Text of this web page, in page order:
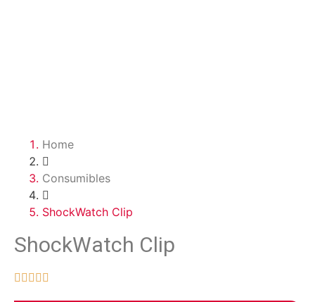
Home
Consumibles
ShockWatch Clip
ShockWatch Clip
    